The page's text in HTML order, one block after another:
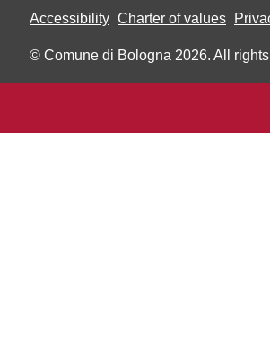
Accessibility Charter of values
© Comune di Bologna 2026. All